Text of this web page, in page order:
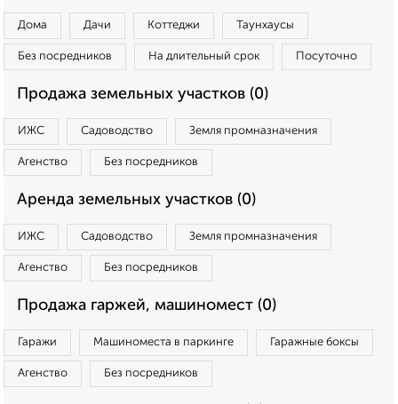
Дома Дачи Коттеджи Таунхаусы
Без посредников На длительный срок Посуточно
Продажа земельных участков (0)
ИЖС Садоводство Земля промназначения
Агенство Без посредников
Аренда земельных участков (0)
ИЖС Садоводство Земля промназначения
Агенство Без посредников
Продажа гаржей, машиномест (0)
Гаражи Машиноместа в паркинге Гаражные боксы
Агенство Без посредников